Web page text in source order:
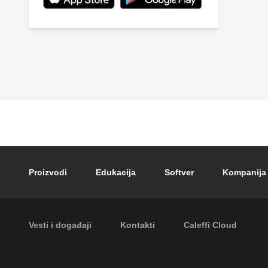
Footer main navigation
Proizvodi Edukacija Softver Kompanija
Footer secondary navigation
Vesti i događaji Kontakti Caleffi Cloud